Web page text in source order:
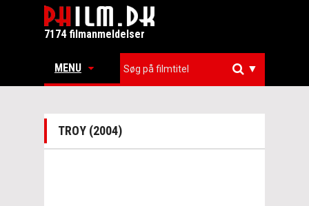
7174 filmanmeldelser
MENU ▼
TROY (2004)